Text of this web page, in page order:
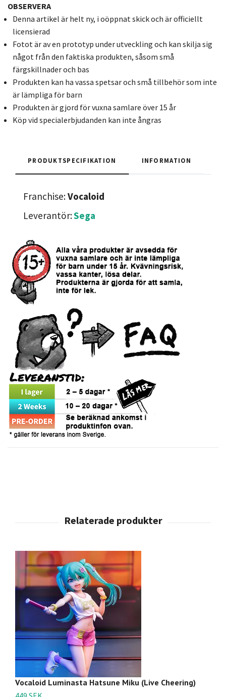
OBSERVERA
Denna artikel är helt ny, i oöppnat skick och är officiellt
licensierad
Fotot är av en prototyp under utveckling och kan skilja sig
något från den faktiska produkten, såsom små
färgskillnader och bas
Produkten kan ha vassa spetsar och små tillbehör som inte
är lämpliga för barn
Produkten är gjord för vuxna samlare över 15 år
Köp vid specialerbjudanden kan inte ångras
PRODUKTSPECIFIKATION INFORMATION
Franchise:Vocaloid
Leverantör:Sega
Vocaloid Luminasta Hatsune Miku (Live Cheering)